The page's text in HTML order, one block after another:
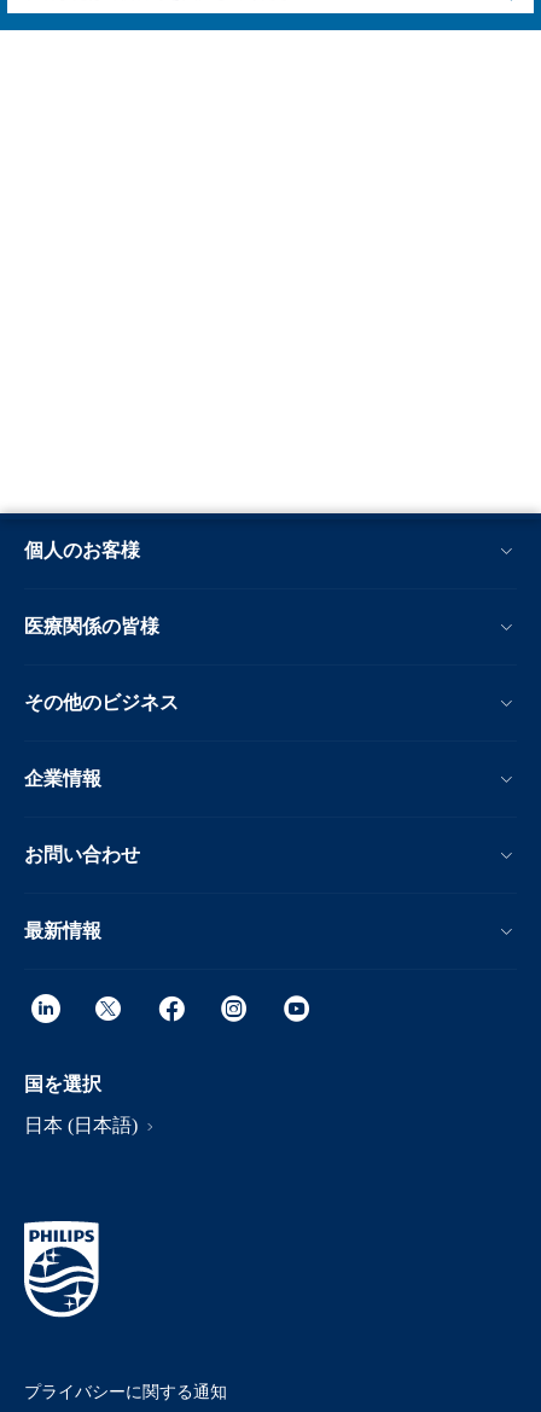
個人のお客様
医療関係の皆様
その他のビジネス
企業情報
お問い合わせ
最新情報
国を選択
日本 (日本語)
プライバシーに関する通知